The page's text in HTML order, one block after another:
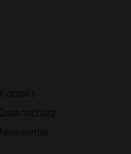
Kontakt
Datenschutz
Newsletter